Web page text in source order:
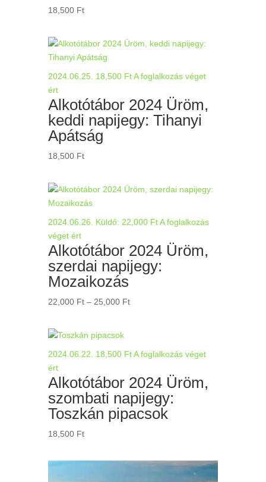
18,500 Ft
2024.06.25. 18,500 Ft A foglalkozás véget
ért
Alkotótábor 2024 Üröm,
keddi napijegy: Tihanyi
Apátság
18,500 Ft
2024.06.26. Küldő: 22,000 Ft A foglalkozás
véget ért
Alkotótábor 2024 Üröm,
szerdai napijegy:
Mozaikozás
22,000 Ft – 25,000 FtÁrtartomány:
2024.06.22.
18,500 Ft A foglalkozás véget
ért
Alkotótábor 2024 Üröm,
szombati napijegy:
Toszkán pipacsok
18,500 Ft